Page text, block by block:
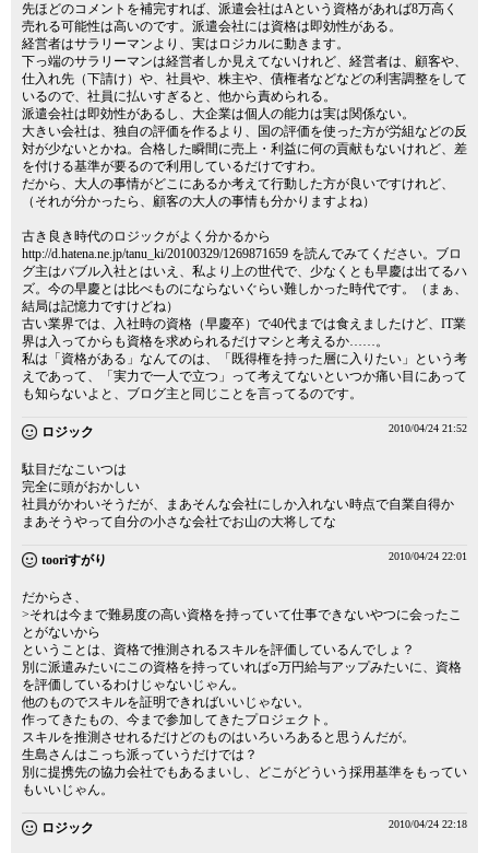
先ほどのコメントを補完すれば、派遣会社はAという資格があれば8万高く
売れる可能性は高いのです。派遣会社には資格は即効性がある。
経営者はサラリーマンより、実はロジカルに動きます。
下っ端のサラリーマンは経営者しか見えてないけれど、経営者は、顧客や、
仕入れ先（下請け）や、社員や、株主や、債権者などなどの利害調整をして
いるので、社員に払いすぎると、他から責められる。
派遣会社は即効性があるし、大企業は個人の能力は実は関係ない。
大きい会社は、独自の評価を作るより、国の評価を使った方が労組などの反
対が少ないとかね。合格した瞬間に売上・利益に何の貢献もないけれど、差
を付ける基準が要るので利用しているだけですわ。
だから、大人の事情がどこにあるか考えて行動した方が良いですけれど、
（それが分かったら、顧客の大人の事情も分かりますよね）
古き良き時代のロジックがよく分かるから
http://d.hatena.ne.jp/tanu_ki/20100329/1269871659 を読んでみてください。ブロ
グ主はバブル入社とはいえ、私より上の世代で、少なくとも早慶は出てるハ
ズ。今の早慶とは比べものにならないぐらい難しかった時代です。（まぁ、
結局は記憶力ですけどね）
古い業界では、入社時の資格（早慶卒）で40代までは食えましたけど、IT業
界は入ってからも資格を求められるだけマシと考えるか……。
私は「資格がある」なんてのは、「既得権を持った層に入りたい」という考
えであって、「実力で一人で立つ」って考えてないといつか痛い目にあって
も知らないよと、ブログ主と同じことを言ってるのです。
ロジック 2010/04/24 21:52
駄目だなこいつは
完全に頭がおかしい
社員がかわいそうだが、まあそんな会社にしか入れない時点で自業自得か
まあそうやって自分の小さな会社でお山の大将してな
tooriすがり 2010/04/24 22:01
だからさ、
>それは今まで難易度の高い資格を持っていて仕事できないやつに会ったこ
とがないから
ということは、資格で推測されるスキルを評価しているんでしょ？
別に派遣みたいにこの資格を持っていれば○万円給与アップみたいに、資格
を評価しているわけじゃないじゃん。
他のものでスキルを証明できればいいじゃない。
作ってきたもの、今まで参加してきたプロジェクト。
スキルを推測させれるだけどのものはいろいろあると思うんだが。
生島さんはこっち派っていうだけでは？
別に提携先の協力会社でもあるまいし、どこがどういう採用基準をもってい
もいいじゃん。
ロジック 2010/04/24 22:18